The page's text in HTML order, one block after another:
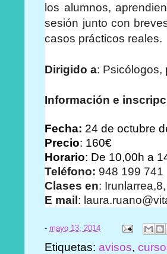
los alumnos,
sesión junto con
casos prácticos reales.
Dirigido a: Psicólogos,
Información e
Fecha: 24 de octubre
Precio: 160€
Horario: De 10,00h a
Teléfono: 948 199 741
Clases en:
E mail:
- mayo 13, 2014
Etiquetas:avisos,